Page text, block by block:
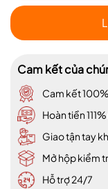
Cam kết của
Cam kết
Hoàn tiền
Giao tận tay
Mở hộp kiểm
Hỗ trợ 24/7